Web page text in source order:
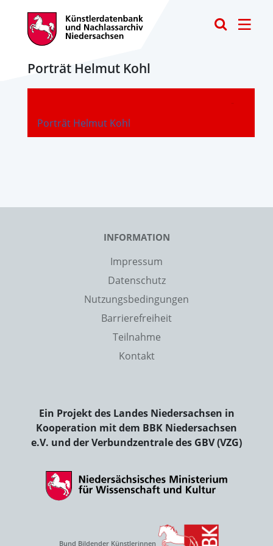
Porträt Helmut Kohl
Porträt Helmut Kohl
-
INFORMATION
Impressum
Datenschutz
Nutzungsbedingungen
Barrierefreiheit
Teilnahme
Kontakt
Ein Projekt des Landes Niedersachsen in
Kooperation mit dem BBK Niedersachsen
e.V. und der Verbundzentrale des GBV (VZG)
Bund Bildender Künstlerinnen